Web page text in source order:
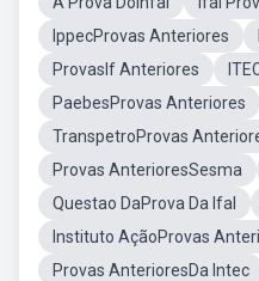
IppecProvas Anteriores
ProvasIf Anteriores
PaebesProvas Anteriores
TranspetroProvas
Provas AnterioresSesma
Questao DaProva Da Ifal
Instituto AçãoProvas
Provas AnterioresDa Intec